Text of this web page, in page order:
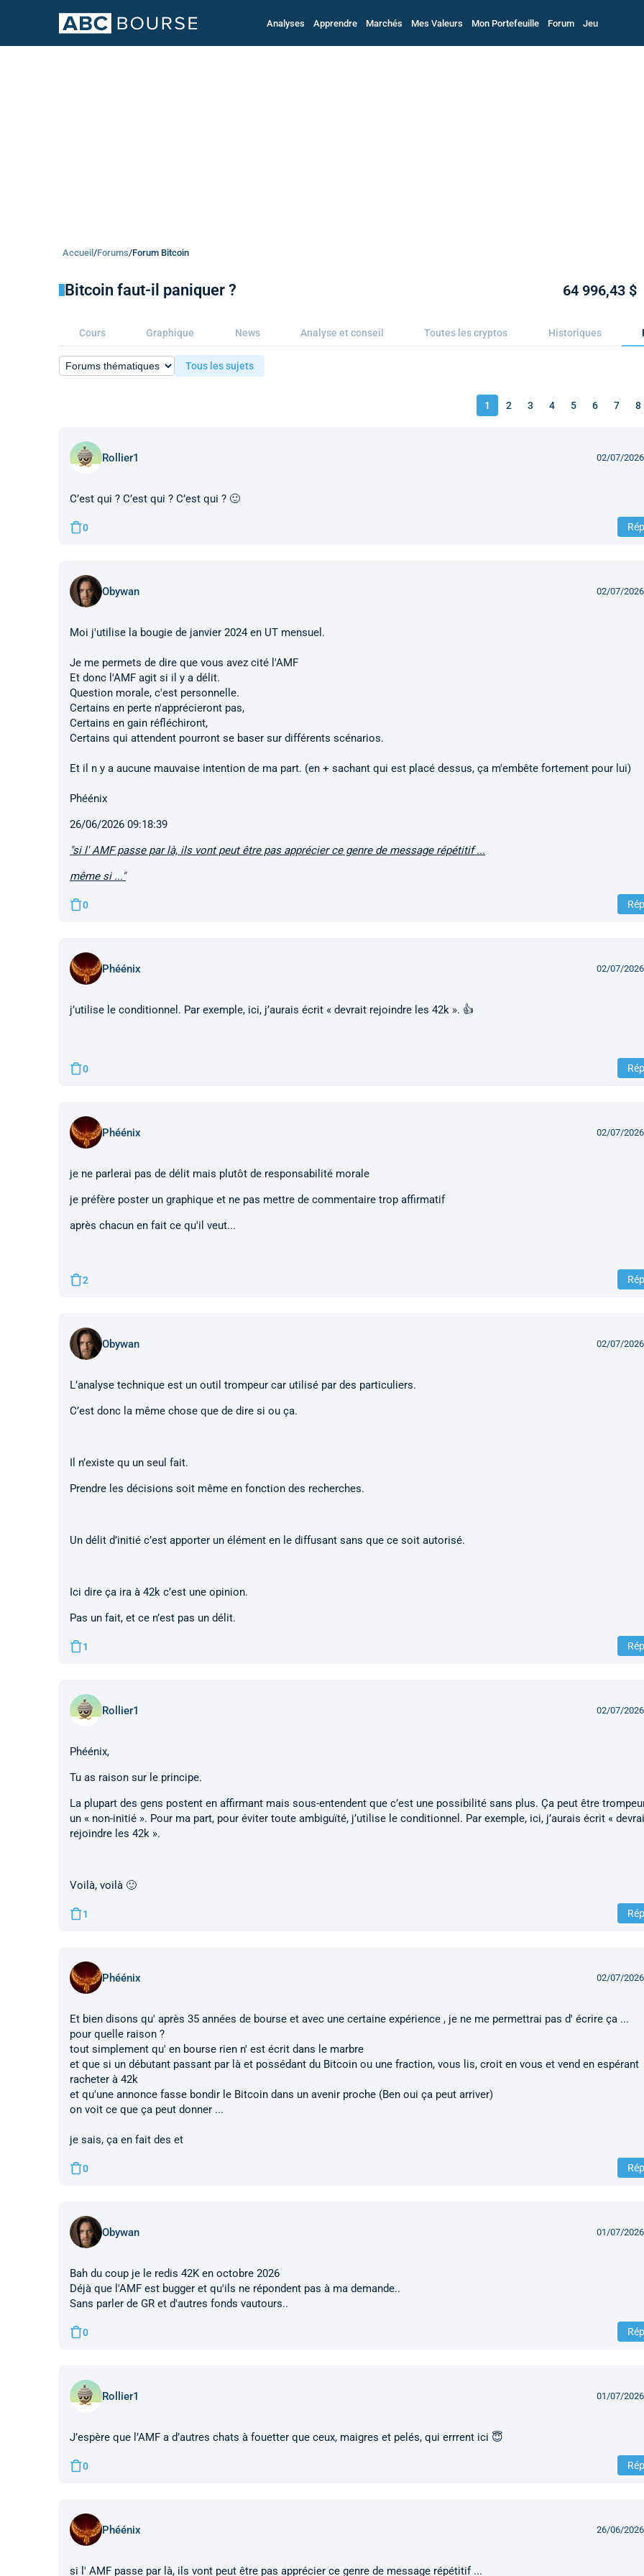
Analyses Apprendre Marchés Mes Valeurs Mon Portefeuille Forum Jeu
Accueil /Forums/Forum Bitcoin
Bitcoin faut-il paniquer ? 64 996,43 $
Cours Graphique News Analyse et conseil Toutes les cryptos Historiques
Tous les sujets
1 2 3 4 5 6 7 8
Rollier1 02/07/
C’est qui ? C’est qui ? C’est qui ? 🙂
0
Obywan 02/07/
Moi j'utilise la bougie de janvier 2024 en UT mensuel.
Je me permets de dire que vous avez cité l'AMF
Et donc l'AMF agit si il y a délit.
Question morale, c'est personnelle.
Certains en perte n'apprécieront pas,
Certains en gain réfléchiront,
Certains qui attendent pourront se baser sur différents scénarios.
Et il n y a aucune mauvaise intention de ma part. (en + sachant qui est placé dessus, ça m'embête fortement pour lui)
Phéénix
26/06/2026 09:18:39
"si l' AMF passe par là, ils vont peut être pas apprécier ce genre de message répétitif ...
même si ..."
0
Phéénix 02/07/
j’utilise le conditionnel. Par exemple, ici, j’aurais écrit « devrait rejoindre les 42k ». 👍
0
Phéénix 02/07/
je ne parlerai pas de délit mais plutôt de responsabilité morale
je préfère poster un graphique et ne pas mettre de commentaire trop affirmatif
après chacun en fait ce qu'il veut...
2
Obywan 02/07/
L’analyse technique est un outil trompeur car utilisé par des particuliers.
C’est donc la même chose que de dire si ou ça.
Il n’existe qu un seul fait.
Prendre les décisions soit même en fonction des recherches.
Un délit d’initié c’est apporter un élément en le diffusant sans que ce soit autorisé.
Ici dire ça ira à 42k c’est une opinion.
Pas un fait, et ce n’est pas un délit.
1
Rollier1 02/07/
Phéénix,
Tu as raison sur le principe.
La plupart des gens postent en affirmant mais sous-entendent que c’est une possibilité sans plus. Ça peut être
un « non-initié ». Pour ma part, pour éviter toute ambiguïté, j’utilise le conditionnel. Par exemple, ici, j’aurais écrit «
rejoindre les 42k ».
Voilà, voilà 🙂
1
Phéénix 02/07/
Et bien disons qu' après 35 années de bourse et avec une certaine expérience , je ne me permettrai pas d' écrire ça ...
pour quelle raison ?
tout simplement qu' en bourse rien n' est écrit dans le marbre
et que si un débutant passant par là et possédant du Bitcoin ou une fraction, vous lis, croit en vous et vend en espérant
racheter à 42k
et qu'une annonce fasse bondir le Bitcoin dans un avenir proche (Ben oui ça peut arriver)
on voit ce que ça peut donner ...
je sais, ça en fait des et
0
Obywan 01/07/
Bah du coup je le redis 42K en octobre 2026
Déjà que l'AMF est bugger et qu'ils ne répondent pas à ma demande..
Sans parler de GR et d'autres fonds vautours..
0
Rollier1 01/07/
J’espère que l’AMF a d’autres chats à fouetter que ceux, maigres et pelés, qui errrent ici 😇
0
Phéénix 26/06/
si l' AMF passe par là, ils vont peut être pas apprécier ce genre de message répétitif ...